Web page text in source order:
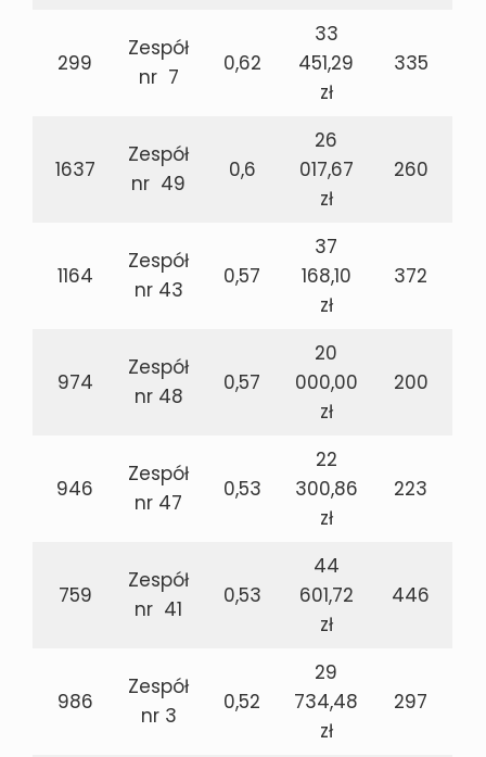
299
Zespół
nr 7
0,62
33
451,29
zł
335
1637
Zespół
nr 49
0,6
26
017,67
zł
260
1164
Zespół
nr 43
0,57
37
168,10
zł
372
974
Zespół
nr 48
0,57
20
000,00
zł
200
946
Zespół
nr 47
0,53
22
300,86
zł
223
759
Zespół
nr 41
0,53
44
601,72
zł
446
986
Zespół
nr 3
0,52
29
734,48
zł
297